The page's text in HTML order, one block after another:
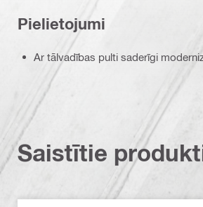
Pielietojumi
Ar tālvadības pulti saderīgi
Saistītie